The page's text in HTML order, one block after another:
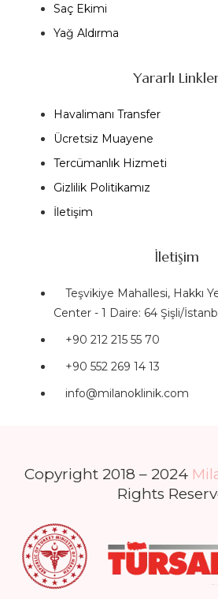
Saç Ekimi
Yağ Aldırma
Yararlı
Havalimanı Transfer
Ücretsiz Muayene
Tercümanlık Hizmeti
Gizlilik Politikamız
İletişim
İletişim
Teşvikiye Mahallesi, Hakkı
Center - 1 Daire: 64 Şişli/
+90 212 215 55 70
+90 552 269 14 13
info@milanoklinik.com
Copyright 2018 – 2024
Rights